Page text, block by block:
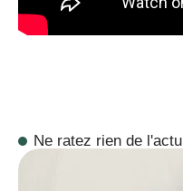
Ne ratez rien de l'actu